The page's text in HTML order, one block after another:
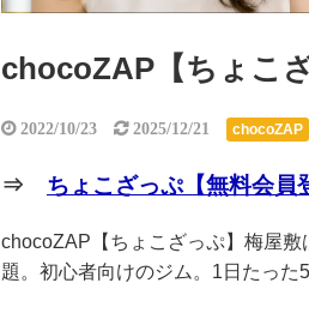
chocoZAP【ちょこ
2022/10/23 2025/12/21 chocoZAP
⇒ ちょこざっぷ【無料会員
chocoZAP【ちょこざっぷ】梅屋
題。初心者向けのジム。1日たっ